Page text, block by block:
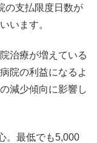
の支払限度日数が
います。
治療が増えている
院の利益になるよ
減少傾向に影響し
。最低でも5,000